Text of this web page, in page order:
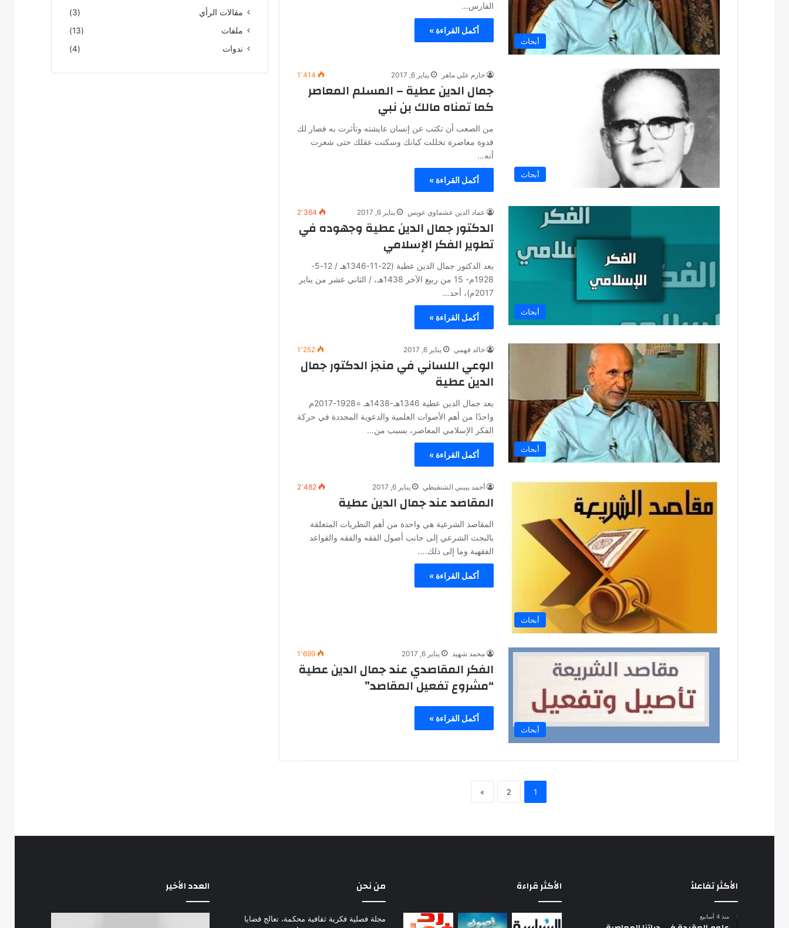
أبحاث
الفارس…
أكمل القراءة »
أبحاث
حازم علي ماهر يناير 6, 2017 1٬414
جمال الدين عطية – المسلم المعاصر
كما تمناه مالك بن نبي
من الصعب أن تكتب عن إنسان عايشته وتأثرت به فصار لك
قدوة معاصرة تخللت كيانك وسكنت عقلك حتى شعرت
أنه…
أكمل القراءة »
أبحاث
عماد الدين عشماوي عويس يناير 6, 2017 2٬364
الدكتور جمال الدين عطية وجهوده في
تطوير الفكر الإسلامي
يعد الدكتور جمال الدين عطية (22-11-1346هـ / 12-5-
1928م- 15 من ربيع الآخر 1438هـ، / الثاني عشر من يناير
2017م)، أحد…
أكمل القراءة »
أبحاث
خالد فهمي يناير 6, 2017 1٬252
الوعي اللساني في منجز الدكتور جمال
الدين عطية
يعد جمال الدين عطية 1346هـ-1438هـ =1928-2017م
واحدًا من أهم الأصوات العلمية والدعوية المجددة في حركة
الفكر الإسلامي المعاصر، بسبب من…
أكمل القراءة »
أبحاث
أحمد بيبني الشنقيطي يناير 6, 2017 2٬482
المقاصد عند جمال الدين عطية
المقاصد الشرعية هي واحدة من أهم النظريات المتعلقة
بالبحث الشرعي إلى جانب أصول الفقه والفقه والقواعد
الفقهية وما إلى ذلك.…
أكمل القراءة »
أبحاث
محمد شهيد يناير 6, 2017 1٬699
الفكر المقاصدي عند جمال الدين عطية
“مشروع تفعيل المقاصد”
أكمل القراءة »
1
2
»
مقالات الرأي
(3)
ملفات
(13)
ندوات
(4)
الأكثر تفاعلاً
منذ 4 أسابيع
الأكثر قراءة من نحن
مجلة فصلية فكرية ثقافية محكمة، تعالج قضايا
العدد الأخير